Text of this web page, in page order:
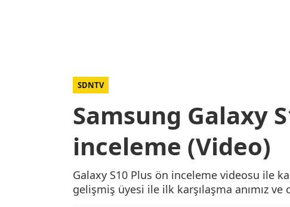
SDNTV
Samsung Galaxy
inceleme (Video)
Galaxy S10 Plus ön inceleme videosu ile
gelişmiş üyesi ile ilk karşılaşma anımız ve